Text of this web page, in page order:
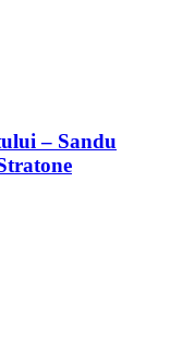
– Sandu